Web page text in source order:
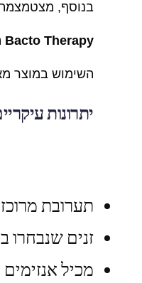
בנוסף, מצטמצמת
Bacto Therapy
השימוש במוצר
יתרונות
תערובת
זנים שנבחרו
מכיל